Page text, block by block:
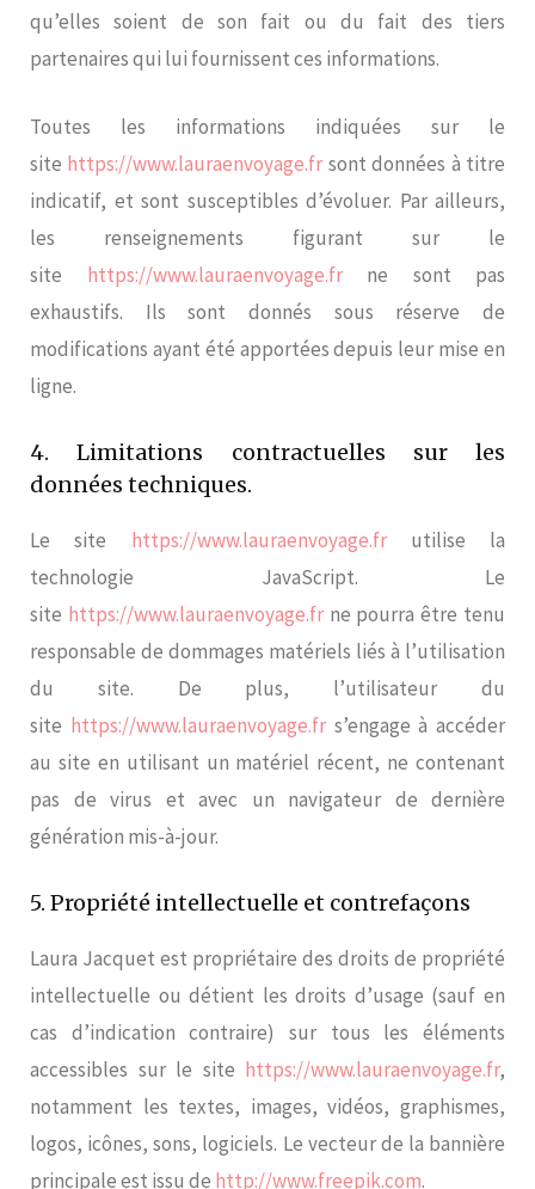
qu’elles soient de son fait ou du fait des tiers
partenaires qui lui fournissent ces informations.
Toutes les informations indiquées sur le
site https://www.lauraenvoyage.fr sont données à titre
indicatif, et sont susceptibles d’évoluer. Par ailleurs,
les renseignements figurant sur le
site https://www.lauraenvoyage.frne sont pas
exhaustifs. Ils sont donnés sous réserve de
modifications ayant été apportées depuis leur mise en
ligne.
4. Limitations contractuelles sur les
données techniques.
Le site https://www.lauraenvoyage.frutilise la
technologie JavaScript. Le
site https://www.lauraenvoyage.frne pourra être tenu
responsable de dommages matériels liés à l’utilisation
du site. De plus, l’utilisateur du
site https://www.lauraenvoyage.frs’engage à accéder
au site en utilisant un matériel récent, ne contenant
pas de virus et avec un navigateur de dernière
génération mis-à-jour.
5. Propriété intellectuelle et contrefaçons
Laura Jacquet est propriétaire des droits de propriété
intellectuelle ou détient les droits d’usage (sauf en
cas d’indication contraire) sur tous les éléments
accessibles sur le site https://www.lauraenvoyage.fr,
notamment les textes, images, vidéos, graphismes,
logos, icônes, sons, logiciels. Le vecteur de la bannière
principale est issu de http://www.freepik.com.